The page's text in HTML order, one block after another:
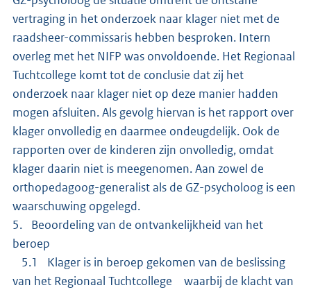
vertraging in het onderzoek naar klager niet met de
raadsheer-commissaris hebben besproken. Intern
overleg met het NIFP was onvoldoende. Het Regionaal
Tuchtcollege komt tot de conclusie dat zij het
onderzoek naar klager niet op deze manier hadden
mogen afsluiten. Als gevolg hiervan is het rapport over
klager onvolledig en daarmee ondeugdelijk. Ook de
rapporten over de kinderen zijn onvolledig, omdat
klager daarin niet is meegenomen. Aan zowel de
orthopedagoog-generalist als de GZ-psycholoog is een
waarschuwing opgelegd.
5. Beoordeling van de ontvankelijkheid van het
beroep
5.1 Klager is in beroep gekomen van de beslissing
van het Regionaal Tuchtcollege waarbij de klacht van